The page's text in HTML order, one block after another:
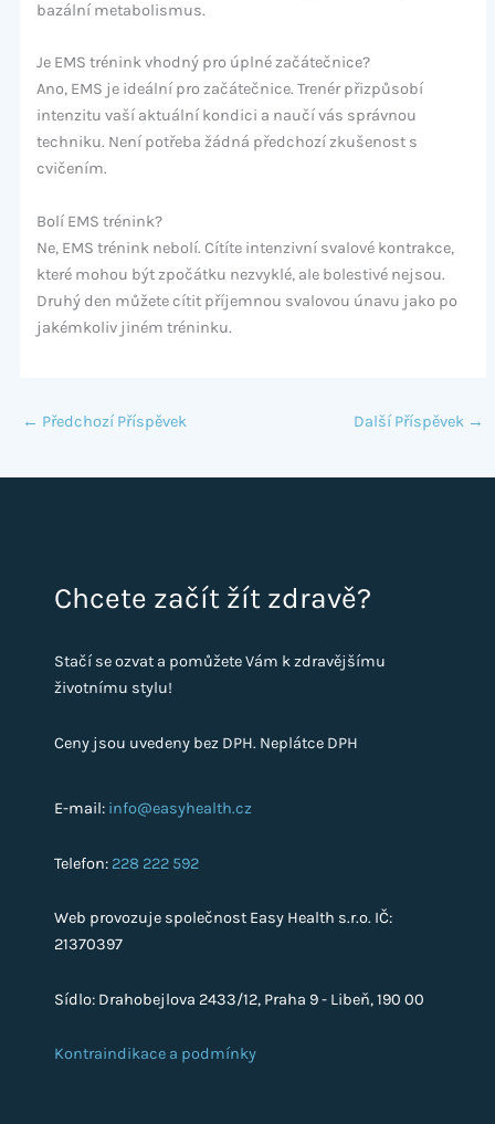
bazální metabolismus.
Je EMS trénink vhodný pro úplné začátečnice?
Ano, EMS je ideální pro začátečnice. Trenér přizpůsobí
intenzitu vaší aktuální kondici a naučí vás správnou
techniku. Není potřeba žádná předchozí zkušenost s
cvičením.
Bolí EMS trénink?
Ne, EMS trénink nebolí. Cítíte intenzivní svalové kontrakce,
které mohou být zpočátku nezvyklé, ale bolestivé nejsou.
Druhý den můžete cítit příjemnou svalovou únavu jako po
jakémkoliv jiném tréninku.
← Předchozí Příspěvek Další Příspěvek →
Chcete začít žít zdravě?
Stačí se ozvat a pomůžete Vám k zdravějšímu
životnímu stylu!
Ceny jsou uvedeny bez DPH. Neplátce DPH
E-mail: info@easyhealth.cz
Telefon: 228 222 592
Web provozuje společnost Easy Health s.r.o. IČ:
21370397
Sídlo: Drahobejlova 2433/12, Praha 9 - Libeň, 190 00
Kontraindikace a podmínky